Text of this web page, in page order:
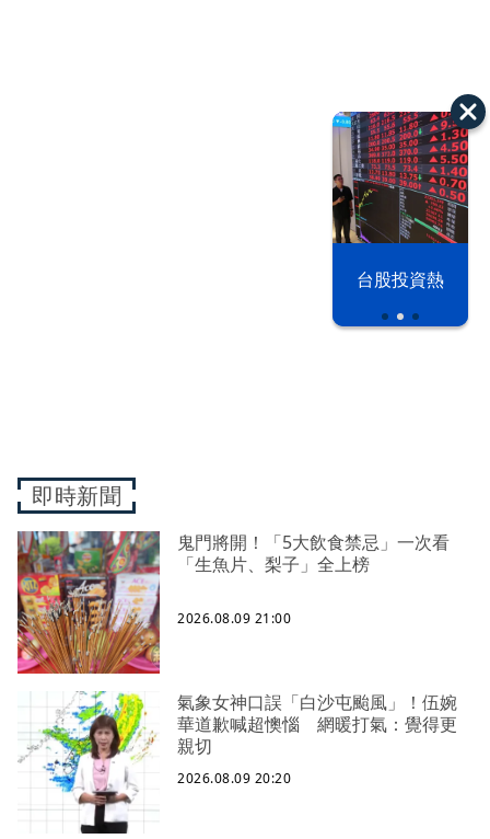
以色列 穹頂
之下
即時新聞
鬼門將開！「5大飲食禁忌」一次看
「生魚片、梨子」全上榜
2026.08.09 21:00
氣象女神口誤「白沙屯颱風」！伍婉
華道歉喊超懊惱 網暖打氣：覺得更
親切
2026.08.09 20:20